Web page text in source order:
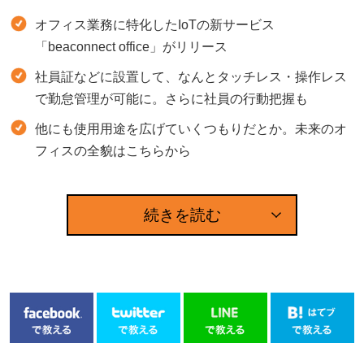
オフィス業務に特化したIoTの新サービス
「beaconnect office」がリリース
社員証などに設置して、なんとタッチレス・操作レス
で勤怠管理が可能に。さらに社員の行動把握も
他にも使用用途を広げていくつもりだとか。未来のオ
フィスの全貌はこちらから
続きを読む